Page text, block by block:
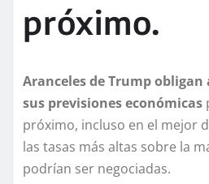
próximo.
Aranceles de Trump obligan
sus previsiones económicas
próximo, incluso en el mejor
las tasas más altas sobre la
podrían ser negociadas.